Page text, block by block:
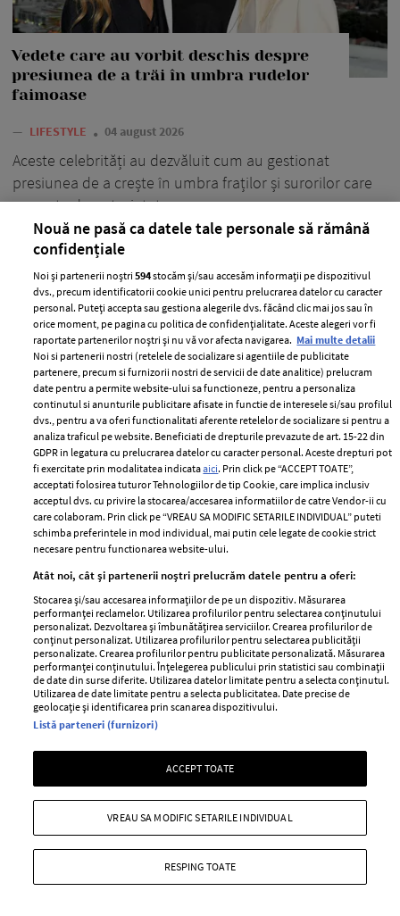
Vedete care au vorbit deschis despre
presiunea de a trăi în umbra rudelor
faimoase
— LIFESTYLE 04 august 2026
Aceste celebrități au dezvăluit cum au gestionat
presiunea de a crește în umbra fraților și surorilor care
au parte de notorietate.
+ MAI MULTE
În cuplu stabiliți greu obiective și nu
găsiți motivația pentru a le îndeplini?
Cum gratitudinea ar putea fi o soluție
LIFESTYLE 04 august 2026
Motivația dispare nu pentru că aveți motive solide care
să o anuleze, ci pentru că ați uitat să priviți cu
gratitudine tot ce ați construit împreună.
+ MAI MULTE
Nouă ne pasă ca datele tale personale să rămână
confidențiale
Noi și partenerii noștri594stocăm și/sau accesăm informații pe dispozitivul
dvs., precum identificatorii cookie unici pentru prelucrarea datelor cu caracter
personal. Puteți accepta sau gestiona alegerile dvs. făcând clic mai jos sau în
orice moment, pe pagina cu politica de confidențialitate. Aceste alegeri vor fi
raportate partenerilor noștri și nu vă vor afecta navigarea. Mai multe detalii
Noi si partenerii nostri (retelele de socializare si agentiile de publicitate
partenere, precum si furnizorii nostri de servicii de date analitice) prelucram
date pentru a permite website-ului sa functioneze, pentru a personaliza
continutul si anunturile publicitare afisate in functie de interesele si/sau profilul
dvs., pentru a va oferi functionalitati aferente retelelor de socializare si pentru a
analiza traficul pe website. Beneficiati de drepturile prevazute de art. 15-22 din
GDPR in legatura cu prelucrarea datelor cu caracter personal. Aceste drepturi pot
fi exercitate prin modalitatea indicataaici. Prin click pe “ACCEPT TOATE”,
acceptati folosirea tuturor Tehnologiilor de tip Cookie, care implica inclusiv
acceptul dvs. cu privire la stocarea/accesarea informatiilor de catre Vendor-ii cu
care colaboram. Prin click pe “VREAU SA MODIFIC SETARILE INDIVIDUAL” puteti
schimba preferintele in mod individual, mai putin cele legate de cookie strict
necesare pentru functionarea website-ului.
Atât noi, cât și partenerii noștri prelucrăm datele pentru a oferi:
Stocarea și/sau accesarea informațiilor de pe un dispozitiv. Măsurarea
performanței reclamelor. Utilizarea profilurilor pentru selectarea conținutului
personalizat. Dezvoltarea și îmbunătățirea serviciilor. Crearea profilurilor de
conținut personalizat. Utilizarea profilurilor pentru selectarea publicității
personalizate. Crearea profilurilor pentru publicitate personalizată. Măsurarea
performanței conținutului. Înțelegerea publicului prin statistici sau combinații
de date din surse diferite. Utilizarea datelor limitate pentru a selecta conținutul.
Utilizarea de date limitate pentru a selecta publicitatea. Date precise de
geolocație și identificarea prin scanarea dispozitivului.
Listă parteneri (furnizori)
ACCEPT TOATE
RESPING TOATE
VREAU SA MODIFIC SETARILE INDIVIDUAL